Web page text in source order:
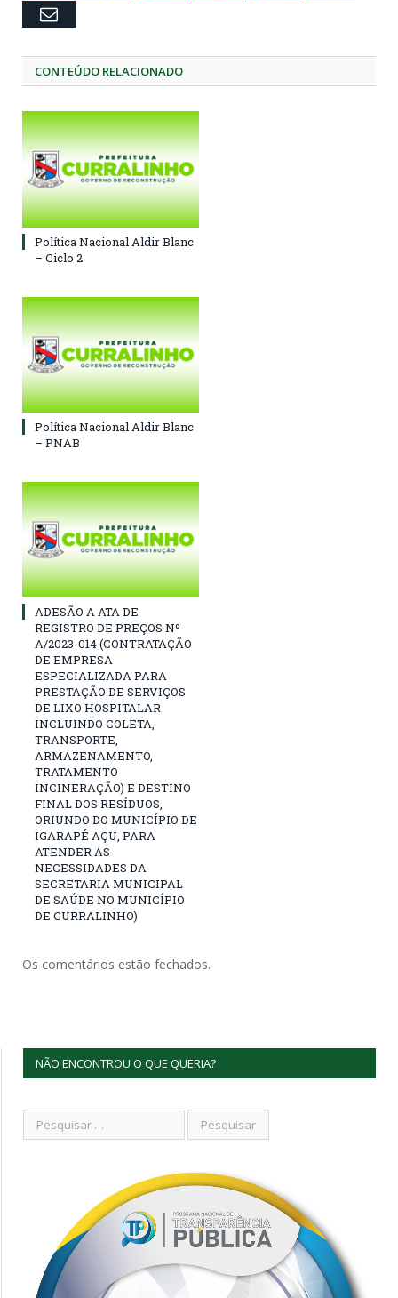
Email
CONTEÚDO RELACIONADO
Política Nacional Aldir Blanc
– Ciclo 2
Política Nacional Aldir Blanc
– PNAB
ADESÃO A ATA DE
REGISTRO DE PREÇOS Nº
A/2023-014 (CONTRATAÇÃO
DE EMPRESA
ESPECIALIZADA PARA
PRESTAÇÃO DE SERVIÇOS
DE LIXO HOSPITALAR
INCLUINDO COLETA,
TRANSPORTE,
ARMAZENAMENTO,
TRATAMENTO
INCINERAÇÃO) E DESTINO
FINAL DOS RESÍDUOS,
ORIUNDO DO MUNICÍPIO DE
IGARAPÉ AÇU, PARA
ATENDER AS
NECESSIDADES DA
SECRETARIA MUNICIPAL
DE SAÚDE NO MUNICÍPIO
DE CURRALINHO)
Os comentários estão fechados.
NÃO ENCONTROU O QUE QUERIA?